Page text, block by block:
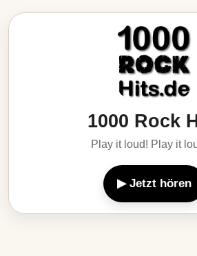
1000 Rock
Play it loud! Play it
▶ Jetzt hören